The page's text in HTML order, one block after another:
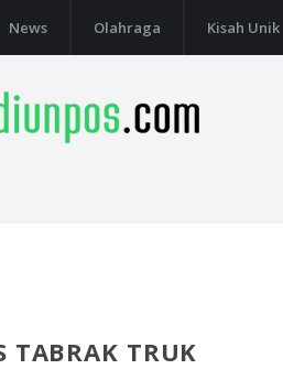
News Olahraga Kisah Unik
TABRAK TRUK